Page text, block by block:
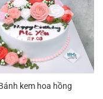
kem hoa hồng